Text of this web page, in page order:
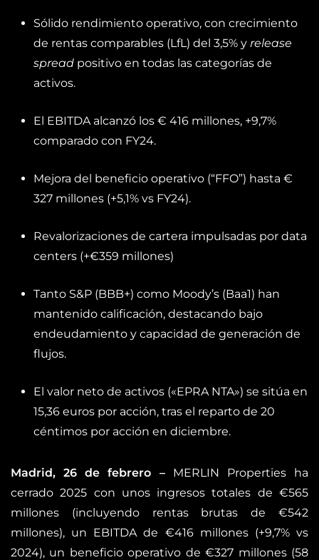
Sólido rendimiento operativo, con crecimiento
de rentas comparables (LfL) del 3,5% y release
spread positivo en todas las categorías de
activos.
El EBITDA alcanzó los € 416 millones, +9,7%
comparado con FY24.
Mejora del beneficio operativo (“FFO”) hasta €
327 millones (+5,1% vs FY24).
Revalorizaciones de cartera impulsadas por data
centers (+€359 millones)
Tanto S&P (BBB+) como Moody’s (Baa1) han
mantenido calificación, destacando bajo
endeudamiento y capacidad de generación de
flujos.
El valor neto de activos («EPRA NTA») se sitúa en
15,36 euros por acción, tras el reparto de 20
céntimos por acción en diciembre.
Madrid, 26 de febrero –MERLIN Properties ha
cerrado 2025 con unos ingresos totales de €565
millones (incluyendo rentas brutas de €542
millones), un EBITDA de €416 millones (+9,7% vs
2024), un beneficio operativo de €327 millones (58